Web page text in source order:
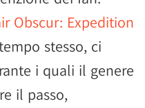
Obscur: Expedition
stesso, ci
i quali il genere
il passo,